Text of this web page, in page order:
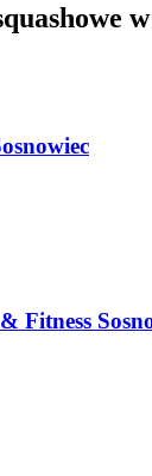
Fitness